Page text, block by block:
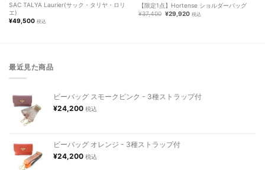
SAC TALYA Laurier(サック・タリヤ・ロリ
エ)
¥49,500 税込
【限定1点】Hortense ショルダーバッグ
¥37,400 元
¥29,920現
在
税込
最近見た商品
ビーバッグ スモークピンク - 3種ストラップ付
¥24,200 税込
ビーバッグ オレンジ - 3種ストラップ付
¥24,200 税込